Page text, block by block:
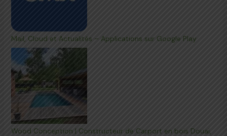
Mail, Cloud et Actualités – Applications sur Google Play
Wood Conception | Constructeur de Carport en bois Douai,